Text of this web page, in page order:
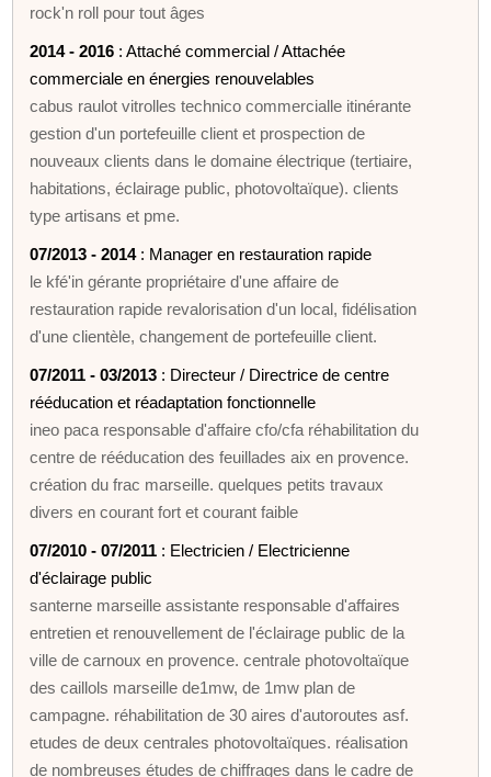
rock'n roll pour tout âges
2014 - 2016 : Attaché commercial / Attachée
commerciale en énergies renouvelables
cabus raulot vitrolles technico commercialle itinérante
gestion d'un portefeuille client et prospection de
nouveaux clients dans le domaine électrique (tertiaire,
habitations, éclairage public, photovoltaïque). clients
type artisans et pme.
07/2013 - 2014: Manager en restauration rapide
le kfé'in gérante propriétaire d'une affaire de
restauration rapide revalorisation d'un local, fidélisation
d'une clientèle, changement de portefeuille client.
07/2011 - 03/2013 : Directeur / Directrice de centre
rééducation et réadaptation fonctionnelle
ineo paca responsable d'affaire cfo/cfa réhabilitation du
centre de rééducation des feuillades aix en provence.
création du frac marseille. quelques petits travaux
divers en courant fort et courant faible
07/2010 - 07/2011 : Electricien / Electricienne
d'éclairage public
santerne marseille assistante responsable d'affaires
entretien et renouvellement de l'éclairage public de la
ville de carnoux en provence. centrale photovoltaïque
des caillols marseille de1mw, de 1mw plan de
campagne. réhabilitation de 30 aires d'autoroutes asf.
etudes de deux centrales photovoltaïques. réalisation
de nombreuses études de chiffrages dans le cadre de